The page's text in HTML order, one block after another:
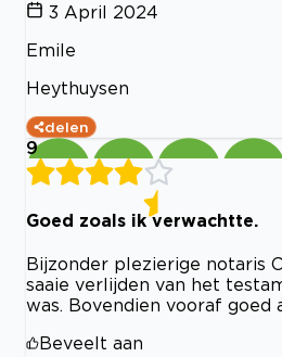
3 April 2024
Emile
Heythuysen
delen
9
Goed zoals ik verwachtte.
Bijzonder plezierige notaris
saaie verlijden van het
was. Bovendien vooraf goed
Beveelt aan